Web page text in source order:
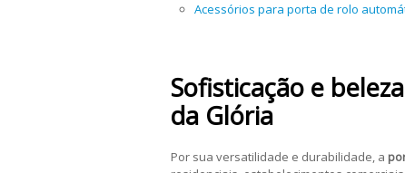
Acessórios para porta de rolo
Sofisticação e
da Glória
Por sua versatilidade e durabilidade, a